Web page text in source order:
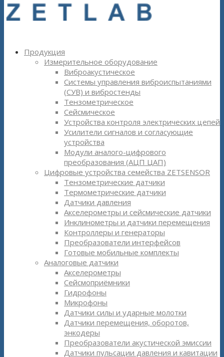
Продукция
Измерительное оборудование
Виброакустическое
Системы управления виброиспытаниями
(СУВ) и вибростенды
Тензометрическое
Сейсмическое
Устройства контроля электрических цепей
Усилители сигналов и согласующие
устройства
Модули аналого-цифрового
преобразования (АЦП ЦАП)
Цифровые устройства семейства ZETSENSOR
Тензометрические датчики
Термометрические датчики
Датчики давления
Акселерометры и сейсмические датчики
Инклинометры и датчики перемещения
Контроллеры и генераторы
Преобразователи интерфейсов
Готовые мобильные комплекты
Аналоговые датчики
Акселерометры
Сейсмоприёмники
Гидрофоны
Микрофоны
Датчики силы и ударные молотки
Датчики перемещения, оборотов,
энкодеры
Преобразователи акустической эмиссии
Датчики пульсации давления и кавитации